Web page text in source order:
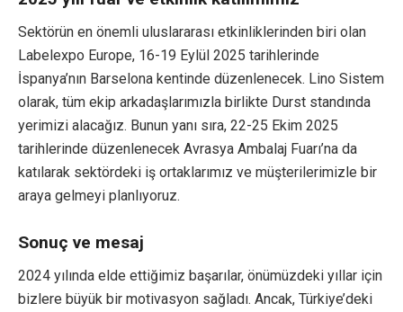
Sektörün en önemli uluslararası etkinliklerinden biri olan
Labelexpo Europe, 16-19 Eylül 2025 tarihlerinde
İspanya’nın Barselona kentinde düzenlenecek. Lino Sistem
olarak, tüm ekip arkadaşlarımızla birlikte Durst standında
yerimizi alacağız. Bunun yanı sıra, 22-25 Ekim 2025
tarihlerinde düzenlenecek Avrasya Ambalaj Fuarı’na da
katılarak sektördeki iş ortaklarımız ve müşterilerimizle bir
araya gelmeyi planlıyoruz.
Sonuç ve mesaj
2024 yılında elde ettiğimiz başarılar, önümüzdeki yıllar için
bizlere büyük bir motivasyon sağladı. Ancak, Türkiye’deki